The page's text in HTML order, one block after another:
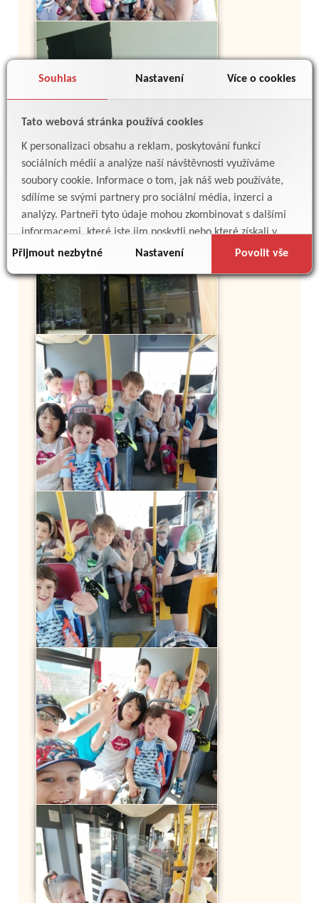
Souhlas Nastavení Více o cookies
Tato webová stránka používá cookies
K personalizaci obsahu a reklam, poskytování funkcí
sociálních médií a analýze naší návštěvnosti využíváme
soubory cookie. Informace o tom, jak náš web používáte,
sdílíme se svými partnery pro sociální média, inzerci a
analýzy. Partneři tyto údaje mohou zkombinovat s dalšími
informacemi, které jste jim poskytli nebo které získali v
důsledku toho, že používáte jejich služby.
Přijmout nezbytné Nastavení Povolit vše